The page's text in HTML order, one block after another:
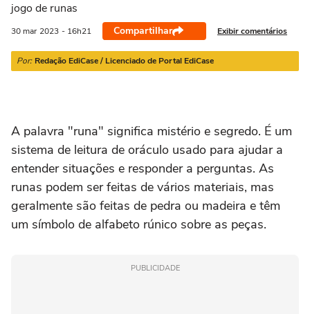
jogo de runas
30 mar 2023 - 16h21 Compartilhar Exibir comentários
Por: Redação EdiCase / Licenciado de Portal EdiCase
A palavra "runa" significa mistério e segredo. É um
sistema de leitura de oráculo usado para ajudar a
entender situações e responder a perguntas. As
runas podem ser feitas de vários materiais, mas
geralmente são feitas de pedra ou madeira e têm
um símbolo de alfabeto rúnico sobre as peças.
PUBLICIDADE